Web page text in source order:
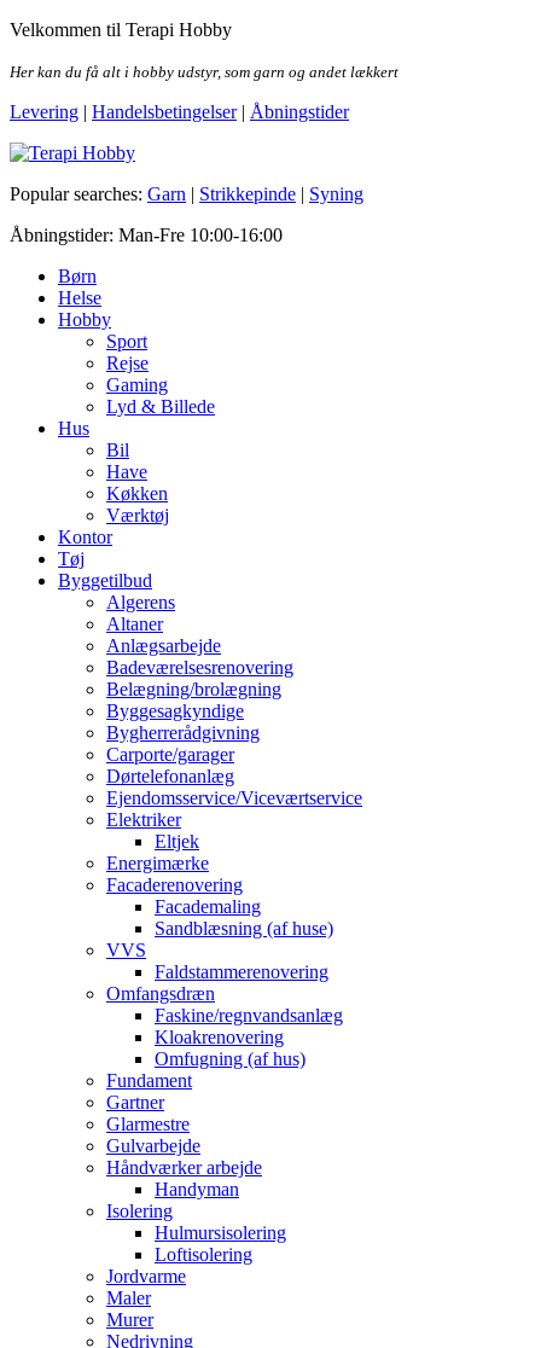
Skip
the
Velkommen til Terapi Hobby
Her kan du få alt i hobby udstyr, som garn og andet lækkert
Levering | Handelsbetingelser| Åbningstider
Terapi Hobby
Popular searches: Garn | Strikkepinde | Syning
Åbningstider: Man-Fre 10:00-16:00
Børn
Helse
Hobby
Sport
Rejse
Gaming
Lyd & Billede
Hus
Bil
Have
Køkken
Værktøj
Kontor
Tøj
Byggetilbud
Algerens
Altaner
Anlægsarbejde
Badeværelsesrenovering
Belægning/brolægning
Byggesagkyndige
Bygherrerådgivning
Carporte/garager
Dørtelefonanlæg
Ejendomsservice/Viceværtservice
Elektriker
Eltjek
Energimærke
Facaderenovering
Facademaling
Sandblæsning (af huse)
VVS
Faldstammerenovering
Omfangsdræn
Faskine/regnvandsanlæg
Kloakrenovering
Omfugning (af hus)
Fundament
Gartner
Glarmestre
Gulvarbejde
Håndværker arbejde
Handyman
Isolering
Hulmursisolering
Loftisolering
Jordvarme
Maler
Murer
Nedrivning